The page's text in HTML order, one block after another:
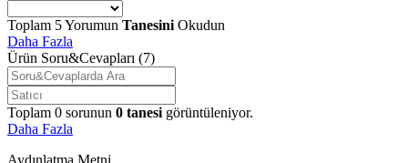
Toplam 5Yorumun Tanesini Okudun
Daha Fazla
Ürün Soru&Cevapları (7)
Toplam 0 sorunun 0 tanesi görüntüleniyor.
Daha Fazla
Aydınlatma Metni